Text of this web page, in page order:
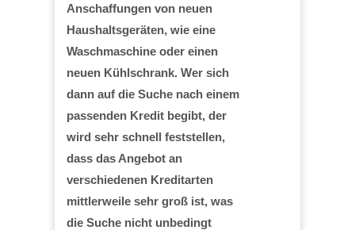
Anschaffungen von neuen
Haushaltsgeräten, wie eine
Waschmaschine oder einen
neuen Kühlschrank. Wer sich
dann auf die Suche nach einem
passenden Kredit begibt, der
wird sehr schnell feststellen,
dass das Angebot an
verschiedenen Kreditarten
mittlerweile sehr groß ist, was
die Suche nicht unbedingt